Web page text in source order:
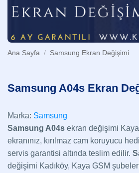
Ana Sayfa / Samsung Ekran Değişimi
Samsung A04s Ekran
Marka: Samsung
Samsung A04s ekran değişimi
ekranınız, kırılmaz cam koruyucu
servis garantisi altında teslim edilir.
değişimi Kadıköy, Kaya GSM